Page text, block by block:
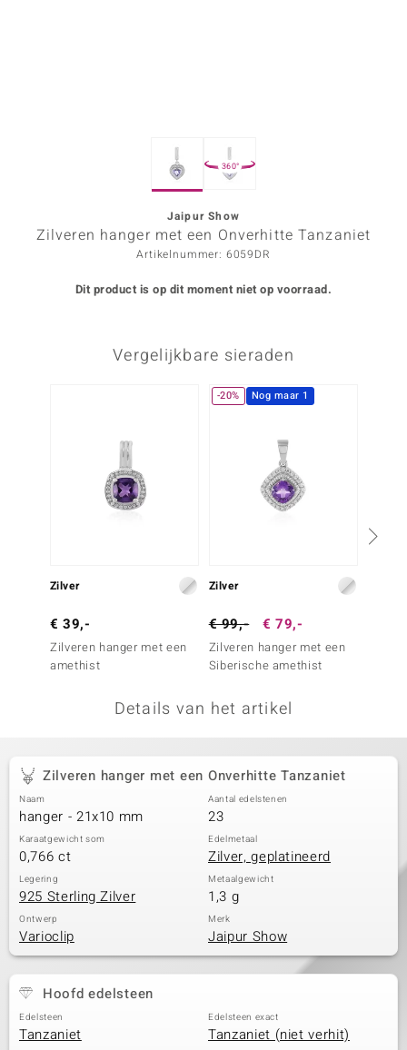
Collection
360°
Jaipur Show
Zilveren hanger met een Onverhitte Tanzaniet
Artikelnummer: 6059DR
Dit product is op dit moment niet op voorraad.
Vergelijkbare sieraden
Zilver
€ 39,-
Zilveren hanger met een
amethist
-20% Nog maar 1
Zilver
€ 99,- € 79,-
Zilveren hanger met een
Siberische amethist
Details van het artikel
Zilveren hanger met een Onverhitte Tanzaniet
Naam
hanger - 21x10 mm
Aantal edelstenen
23
Karaatgewicht som
0,766 ct
Edelmetaal
Zilver, geplatineerd
Legering
925 Sterling Zilver
Metaalgewicht
1,3 g
Ontwerp
Varioclip
Merk
Jaipur Show
Hoofd edelsteen
Edelsteen
Tanzaniet
Edelsteen exact
Tanzaniet (niet verhit)